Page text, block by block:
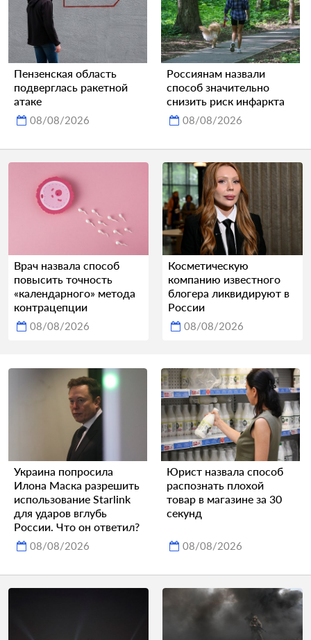
Пензенская область
подверглась ракетной
атаке
08/08/2026
Россиянам назвали
способ значительно
снизить риск инфаркта
08/08/2026
Врач назвала способ
повысить точность
«календарного» метода
контрацепции
08/08/2026
Косметическую
компанию известного
блогера ликвидируют в
России
08/08/2026
Украина попросила
Илона Маска разрешить
использование Starlink
для ударов вглубь
России. Что он ответил?
08/08/2026
Юрист назвала способ
распознать плохой
товар в магазине за 30
секунд
08/08/2026